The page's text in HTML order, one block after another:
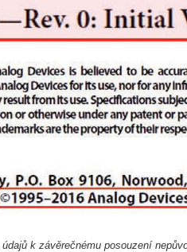
k závěrečnému posouzení